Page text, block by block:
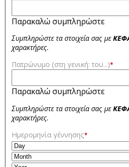
Παρακαλώ συμπληρώστε
Συμπληρώστε τα στοιχεία σας με
χαρακτήρες.
Πατρώνυμο (στη γενική: του...)*
Παρακαλώ συμπληρώστε
Συμπληρώστε τα στοιχεία σας με
χαρακτήρες.
Ημερομηνία γέννησης*